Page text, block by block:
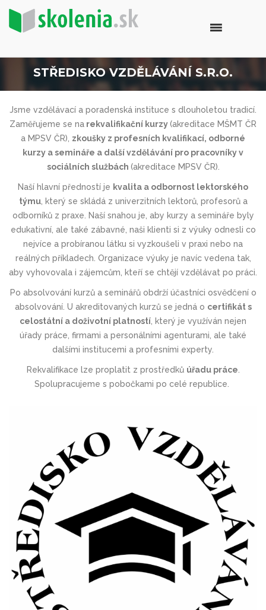
STŘEDISKO VZDĚLÁVÁNÍ S.R.O.
Jsme vzdělávací a poradenská instituce s dlouholetou tradicí.
Zaměřujeme se na rekvalifikační kurzy(akreditace MŠMT ČR
a MPSV ČR), zkoušky z profesních kvalifikací, odborné
kurzy a semináře a další vzdělávání pro pracovníky v
sociálních službách (akreditace MPSV ČR).
Naší hlavní předností je kvalita a odbornost lektorského
týmu, který se skládá z univerzitních lektorů, profesorů a
odborníků z praxe. Naší snahou je, aby kurzy a semináře byly
edukativní, ale také zábavné, naši klienti si z výuky odnesli co
nejvíce a probíranou látku si vyzkoušeli v praxi nebo na
reálných příkladech. Organizace výuky je navíc vedena tak,
aby vyhovovala i zájemcům, kteří se chtějí vzdělávat po práci.
Po absolvování kurzů a seminářů obdrží účastníci osvědčení o
absolvování. U akreditovaných kurzů se jedná o certifikát s
celostátní a doživotní platností , který je využíván nejen
úřady práce, firmami a personálními agenturami, ale také
dalšími institucemi a profesními experty.
Rekvalifikace lze proplatit z prostředků úřadu práce
Spolupracujeme s pobočkami po celé republice.